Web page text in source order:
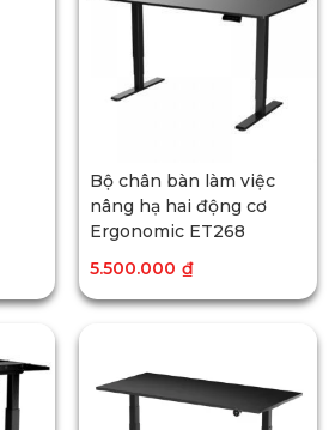
Bộ chân bàn làm việc
nâng hạ hai động cơ
Ergonomic ET268
5.500.000 ₫